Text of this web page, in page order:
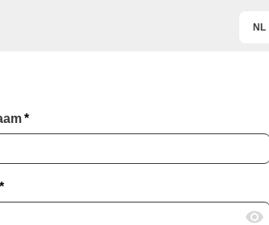
NL
*
*